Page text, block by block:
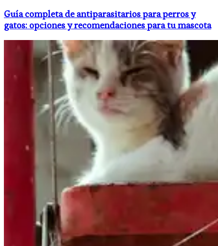
Guía completa de antiparasitarios para perros y
gatos: opciones y recomendaciones para tu mascota